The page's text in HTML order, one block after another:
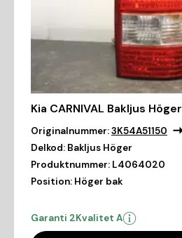
Kia CARNIVAL Bakljus Höger
Originalnummer:3K54A51150
Delkod: Bakljus Höger
Produktnummer: L4064020
Position: Höger bak
Garanti 2Kvalitet A